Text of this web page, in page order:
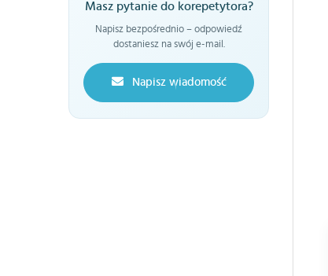
Masz pytanie do korepetytora?
Napisz bezpośrednio – odpowiedź
dostaniesz na swój e-mail.
Napisz wiadomość